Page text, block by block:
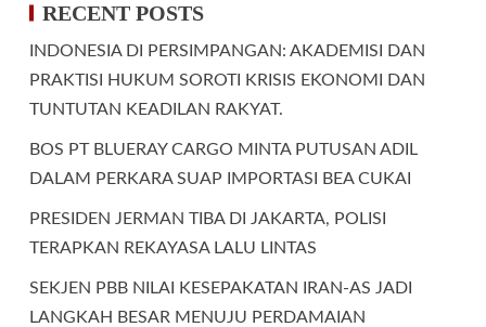
RECENT POSTS
INDONESIA DI PERSIMPANGAN: AKADEMISI DAN
PRAKTISI HUKUM SOROTI KRISIS EKONOMI DAN
TUNTUTAN KEADILAN RAKYAT.
BOS PT BLUERAY CARGO MINTA PUTUSAN ADIL
DALAM PERKARA SUAP IMPORTASI BEA CUKAI
PRESIDEN JERMAN TIBA DI JAKARTA, POLISI
TERAPKAN REKAYASA LALU LINTAS
SEKJEN PBB NILAI KESEPAKATAN IRAN-AS JADI
LANGKAH BESAR MENUJU PERDAMAIAN